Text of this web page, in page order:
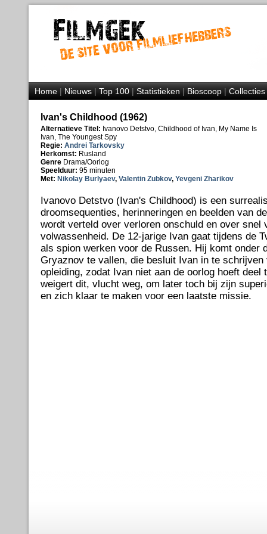
Home|Nieuws|Top 100|Statistieken|Bioscoop|Collecties
Ivan's Childhood (1962)
Alternatieve Titel: Ivanovo Detstvo, Childhood of Ivan, My Name Is
Ivan, The Youngest Spy
Regie: Andrei Tarkovsky
Herkomst: Rusland
Genre Drama/Oorlog
Speelduur: 95 minuten
Met: Nikolay Burlyaev, Valentin Zubkov, Yevgeni Zharikov
Ivanovo Detstvo (Ivan's Childhood) is een
droomsequenties, herinneringen en beelden van
wordt verteld over verloren onschuld en over snel
volwassenheid. De 12-jarige Ivan gaat tijdens de
als spion werken voor de Russen. Hij komt onder
Gryaznov te vallen, die besluit Ivan in te schrijven
opleiding, zodat Ivan niet aan de oorlog hoeft deel
weigert dit, vlucht weg, om later toch bij zijn
en zich klaar te maken voor een laatste missie.